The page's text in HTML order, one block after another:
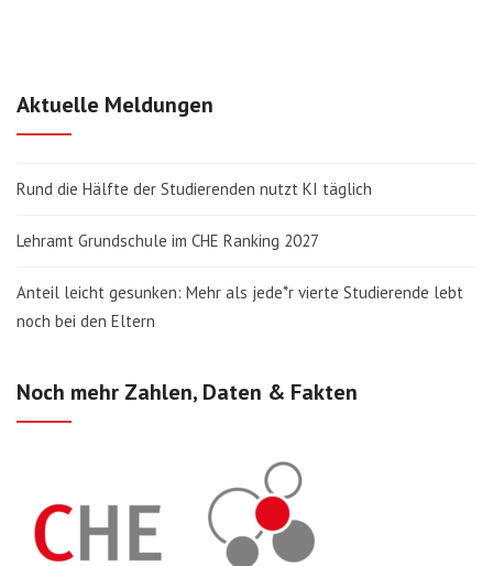
Aktuelle Meldungen
Rund die Hälfte der Studierenden nutzt KI täglich
Lehramt Grundschule im CHE Ranking 2027
Anteil leicht gesunken: Mehr als jede*r vierte Studierende lebt
noch bei den Eltern
Noch mehr Zahlen, Daten & Fakten